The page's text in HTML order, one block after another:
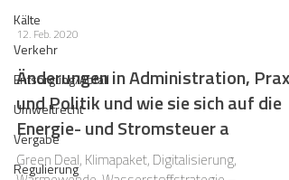
Kälte
Verkehr
Entsorgung/Abfall
Umweltrecht
Vergabe
Regulierung
12. Feb. 2020
Änderungen in Administration, Praxis
und Politik und wie sie sich auf die
Energie- und Stromsteuer a
Green Deal, Klimapaket, Digitalisierung,